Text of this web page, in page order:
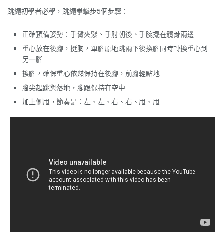
跳繩初學者必學，跳繩拳擊步5個步驟：
正確預備姿勢：手臂夾緊、手肘朝後、手腕擺在髖骨兩邊
重心放在後腳，挺胸，單腳原地跳兩下後換腳同時轉換重心到
另一腳
換腳，確保重心依然保持在後腳，前腳輕點地
腳尖起跳與落地，腳跟保持在空中
加上側甩，節奏是：左、左、右、右、甩、甩